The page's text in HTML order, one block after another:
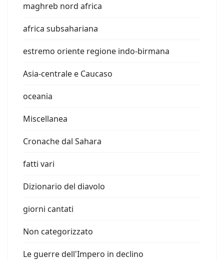
maghreb nord africa
africa subsahariana
estremo oriente regione indo-birmana
Asia-centrale e Caucaso
oceania
Miscellanea
Cronache dal Sahara
fatti vari
Dizionario del diavolo
giorni cantati
Non categorizzato
Le guerre dell'Impero in declino